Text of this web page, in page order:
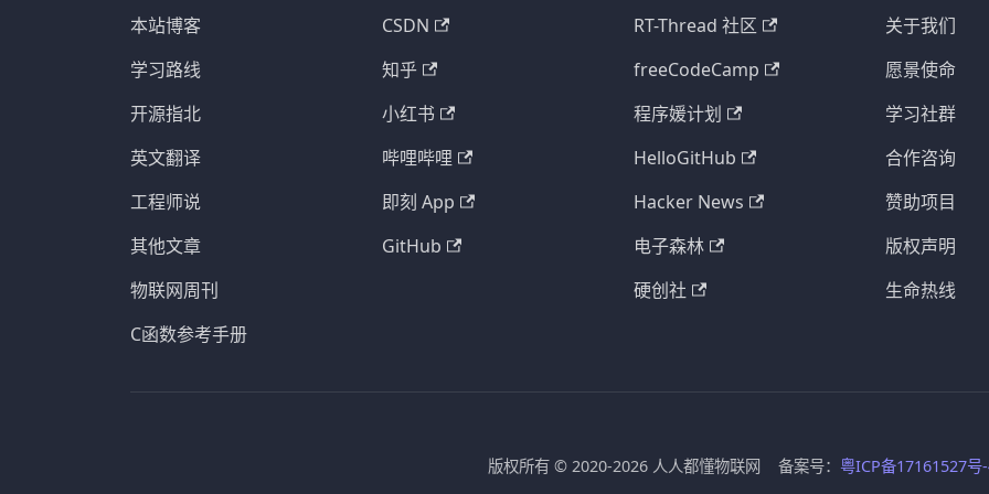
本站博客
学习路线
开源指北
英文翻译
工程师说
其他文章
物联网周刊
C函数参考手册
CSDN
知乎
小红书
哔哩哔哩
即刻 App
GitHub
RT-Thread 社区
freeCodeCamp
程序媛计划
HelloGitHub
Hacker News
电子森林
硬创社
关于我们
愿景使命
学习社群
合作咨询
赞助项目
版权声明
生命热线
版权所有 © 2020-2026 人人都懂物联网 备案号： 粤ICP备17161527号